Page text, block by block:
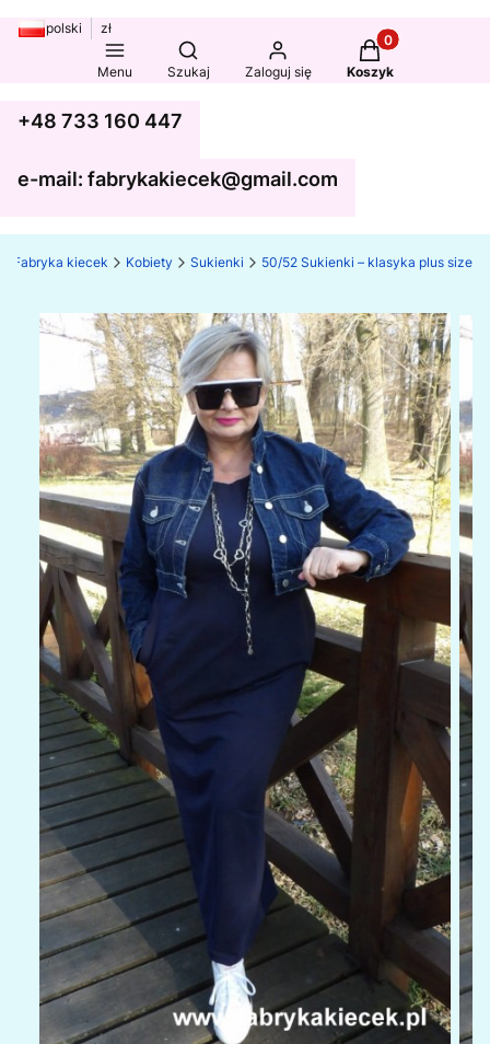
polski zł
Menu
Otwórz wyszukiwarkę
Szukaj Zaloguj się
Produkty w
Koszyk
+48 733 160 447
e-mail: fabrykakiecek@gmail.com
Fabryka kiecek Kobiety Sukienki 50/52 Sukienki – klasyka plus size